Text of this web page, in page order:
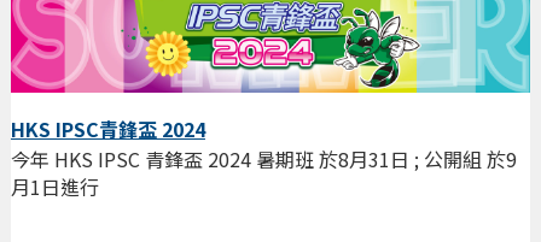
HKS IPSC青鋒盃 2024
今年 HKS IPSC 青鋒盃 2024 暑期班 於8月31日 ; 公開組 於9
月1日進行